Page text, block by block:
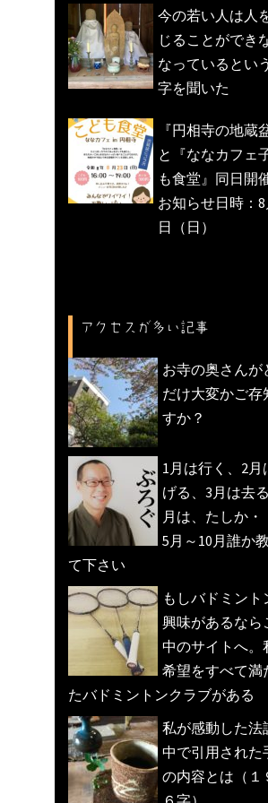
今の若い人は人
じることができ
なっているとい
字を聞いた
『円相寺の地蔵
と『ななカフェ
も食堂』同日開
お知らせ日時：8
日（日）
アクセスが多い記事
お寺の奥さんが
だけ大変かご存
すか？
1月は行く、2月
げる、3月は去
月は、たしか・
5月～10月誰か
て下さい
もしバドミント
興味があるなら
中のサイトへ。
希望をすべて満
たバドミントンクラブがある
私が感動した法
中で引用された
の内容とは（１